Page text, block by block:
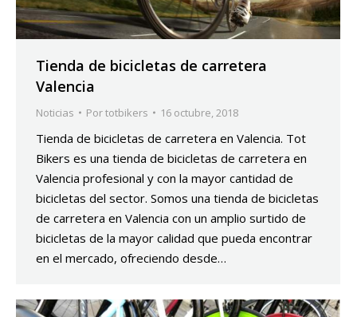
Tienda de bicicletas de carretera
Valencia
Noticias Portotbikers 16 octubre, 2018
Tienda de bicicletas de carretera en Valencia. Tot
Bikers es una tienda de bicicletas de carretera en
Valencia profesional y con la mayor cantidad de
bicicletas del sector. Somos una tienda de bicicletas
de carretera en Valencia con un amplio surtido de
bicicletas de la mayor calidad que pueda encontrar
en el mercado, ofreciendo desde…